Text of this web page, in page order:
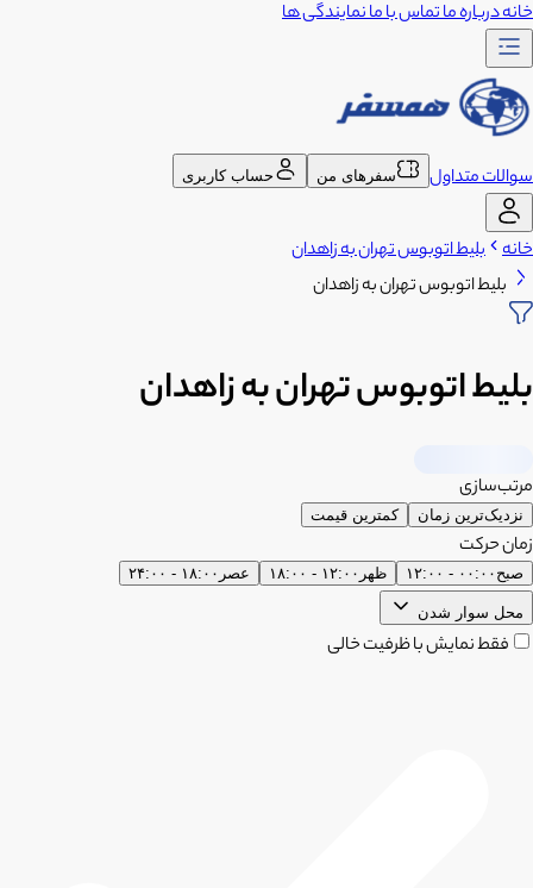
خانهدرباره ماتماس با مانمایندگی ها
سوالات متداول سفرهای من حساب کاربری
خانه بلیط اتوبوس تهران به زاهدان
بلیط اتوبوس تهران به زاهدان
بلیط اتوبوس تهران به زاهدان
مرتب‌سازی
نزدیک‌ترین زمان کمترین قیمت
زمان حرکت
صبح ۰۰:۰۰ - ۱۲:۰۰ ظهر ۱۲:۰۰ - ۱۸:۰۰ عصر ۱۸:۰۰ - ۲۴:۰۰
محل سوار شدن
فقط نمایش با ظرفیت خالی